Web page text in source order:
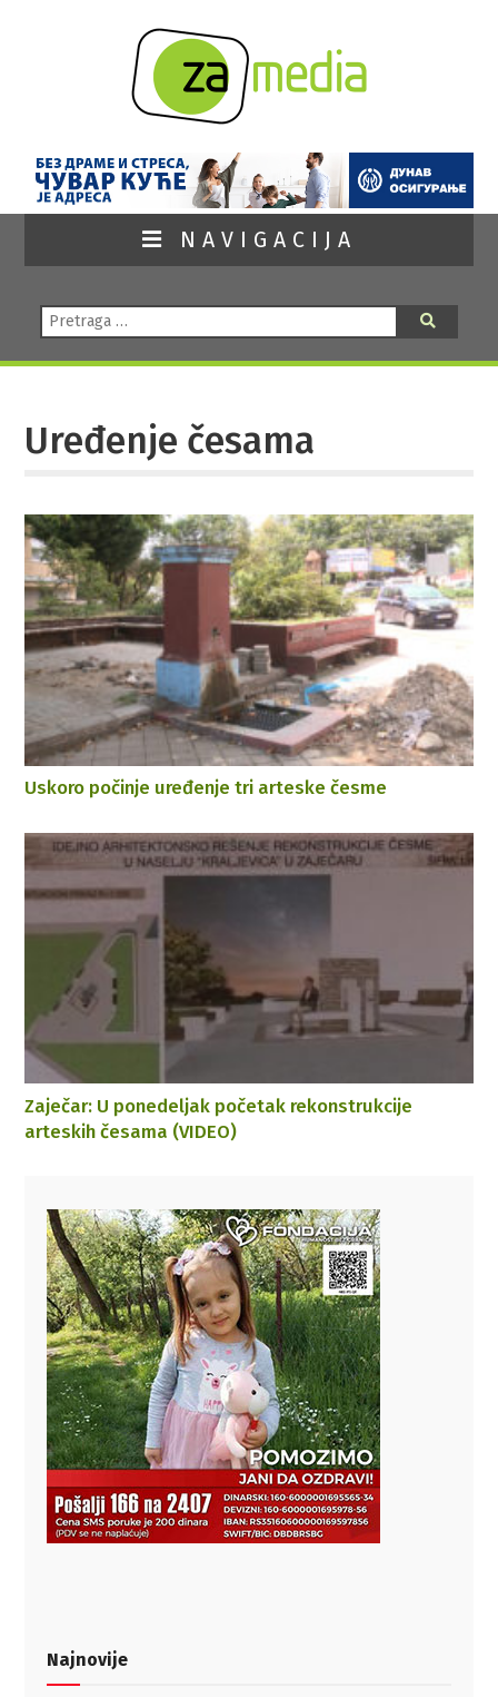
NAVIGACIJA
Pretraga:
Uređenje česama
Uskoro počinje uređenje tri arteske česme
Zaječar: U ponedeljak početak rekonstrukcije
arteskih česama (VIDEO)
Najnovije